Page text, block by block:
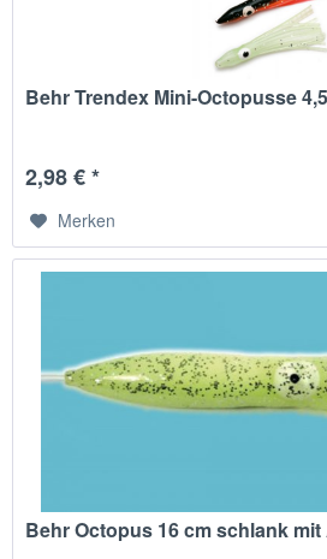
Behr Trendex Mini-Octopusse
2,98 € *
Merken
Behr Octopus 16 cm schlank